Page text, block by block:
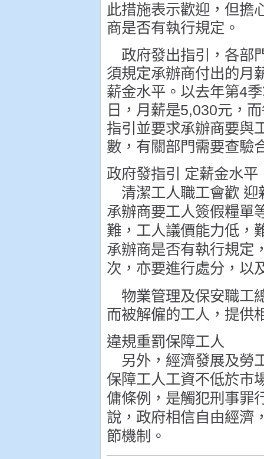
此措施表示歡迎，但擔
商是否有執行規定。
政府發出指引，各部
須規定承辦商付出的月
薪金水平。以去年第4
日，月薪是5,030元，
指引並要求承辦商要與
數，有關部門需要查驗
政府發指引 定薪金水平
清潔工人職工會歡 迎
承辦商要工人簽假糧單
難，工人議價能力低，
承辦商是否有執行規定
次，亦要進行處分，以
物業管理及保安職工
而被解僱的工人，提供
違規重罰保障工人
另外，經濟發展及勞
保障工人工資不低於市
傭條例，是觸犯刑事罪
說，政府相信自由經濟
節機制。